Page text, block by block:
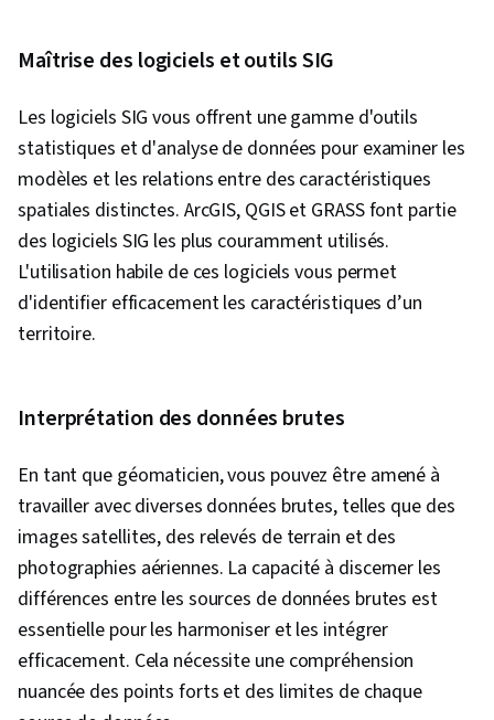
Maîtrise des logiciels et outils SIG
Les logiciels SIG vous offrent une gamme d'outils
statistiques et d'analyse de données pour examiner les
modèles et les relations entre des caractéristiques
spatiales distinctes. ArcGIS, QGIS et GRASS font partie
des logiciels SIG les plus couramment utilisés.
L'utilisation habile de ces logiciels vous permet
d'identifier efficacement les caractéristiques d’un
territoire.
Interprétation des données brutes
En tant que géomaticien, vous pouvez être amené à
travailler avec diverses données brutes, telles que des
images satellites, des relevés de terrain et des
photographies aériennes. La capacité à discerner les
différences entre les sources de données brutes est
essentielle pour les harmoniser et les intégrer
efficacement. Cela nécessite une compréhension
nuancée des points forts et des limites de chaque